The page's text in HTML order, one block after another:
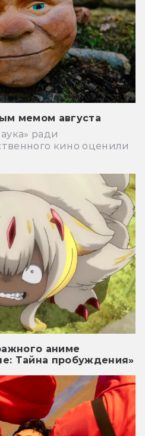
мемом августа
ради
кино оценили
аниме
Тайна пробуждения»